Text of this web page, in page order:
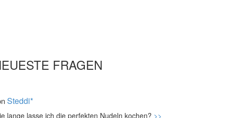
FRAGEN
Steddi*
lange lasse ich die perfekten Nudeln kochen? >>